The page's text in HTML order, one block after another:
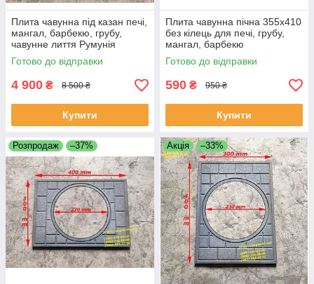
Плита чавунна під казан печі,
мангал, барбекю, грубу,
чавунне лиття Румунія
Готово до відправки
4 900 ₴ 8 500 ₴
Купити
Плита чавунна пічна 355х410
без кілець для печі, грубу,
мангал, барбекю
Готово до відправки
590 ₴ 950 ₴
Купити
Розпродаж –37% Акція –33%